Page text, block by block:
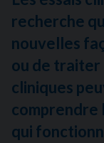
recherche
nouvelles
ou de traiter
cliniques
comprendre
qui